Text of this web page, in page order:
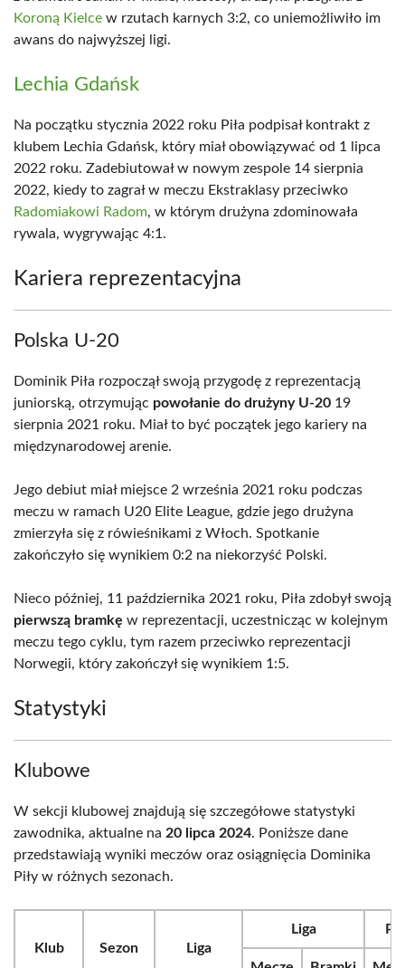
Koroną Kielce w rzutach karnych 3:2, co uniemożliwiło im
awans do najwyższej ligi.
Lechia Gdańsk
Na początku stycznia 2022 roku Piła podpisał kontrakt z
klubem Lechia Gdańsk, który miał obowiązywać od 1 lipca
2022 roku. Zadebiutował w nowym zespole 14 sierpnia
2022, kiedy to zagrał w meczu Ekstraklasy przeciwko
Radomiakowi Radom, w którym drużyna zdominowała
rywala, wygrywając 4:1.
Kariera reprezentacyjna
Polska U-20
Dominik Piła rozpoczął swoją przygodę z reprezentacją
juniorską, otrzymując powołanie do drużyny U-20 19
sierpnia 2021 roku. Miał to być początek jego kariery na
międzynarodowej arenie.
Jego debiut miał miejsce 2 września 2021 roku podczas
meczu w ramach U20 Elite League, gdzie jego drużyna
zmierzyła się z rówieśnikami z Włoch. Spotkanie
zakończyło się wynikiem 0:2 na niekorzyść Polski.
Nieco później, 11 października 2021 roku, Piła zdobył swoją
pierwszą bramkę w reprezentacji, uczestnicząc w kolejnym
meczu tego cyklu, tym razem przeciwko reprezentacji
Norwegii, który zakończył się wynikiem 1:5.
Statystyki
Klubowe
W sekcji klubowej znajdują się szczegółowe statystyki
zawodnika, aktualne na 20 lipca 2024. Poniższe dane
przedstawiają wyniki meczów oraz osiągnięcia Dominika
Piły w różnych sezonach.
Klub Sezon Liga
Liga